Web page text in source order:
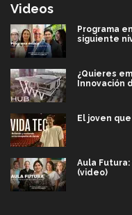
Videos
Programa
siguiente
¿Quieres
Innovación
El joven
Aula
(video)